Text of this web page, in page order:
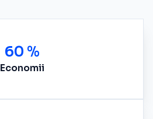
60 %
Economii